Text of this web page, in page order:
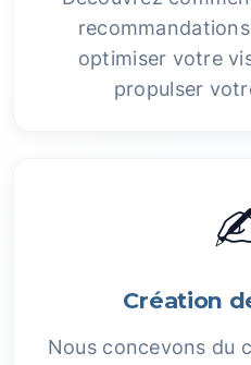
optimiser votre
propulser
Création
Nous concevons du